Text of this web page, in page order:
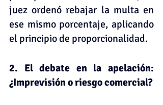
juez ordenó rebajar la multa en
ese mismo porcentaje, aplicando
el principio de proporcionalidad.
2. El debate en la apelación:
¿Imprevisión o riesgo comercial?